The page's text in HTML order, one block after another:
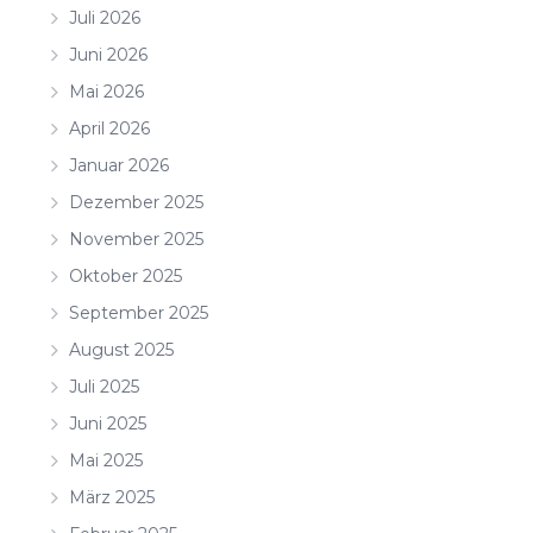
Juli 2026
Juni 2026
Mai 2026
April 2026
Januar 2026
Dezember 2025
November 2025
Oktober 2025
September 2025
August 2025
Juli 2025
Juni 2025
Mai 2025
März 2025